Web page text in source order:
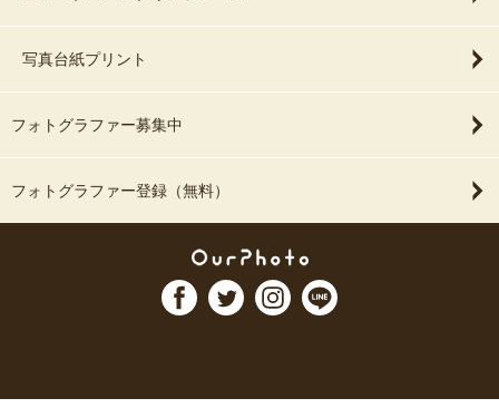
写真台紙プリント
フォトグラファー募集中
フォトグラファー登録（無料）